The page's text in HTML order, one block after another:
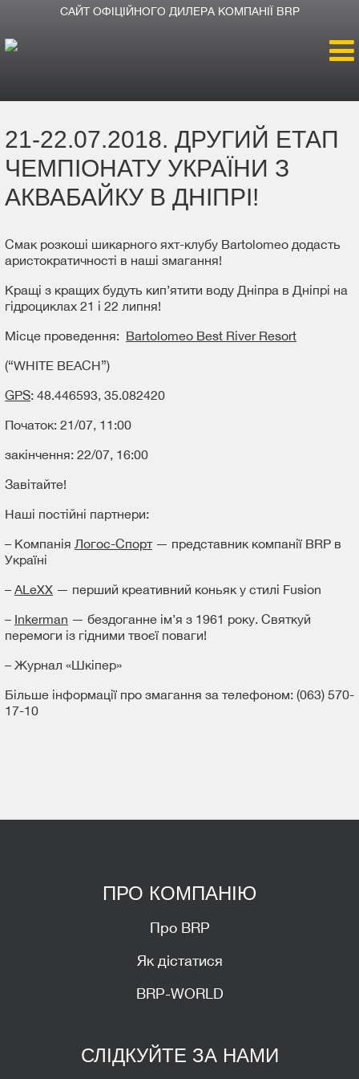
САЙТ ОФІЦІЙНОГО ДИЛЕРА КОМПАНІЇ BRP
Продукція
Новини
Як дістатися
21-22.07.2018. ДРУГИЙ ЕТАП
ЧЕМПІОНАТУ УКРАЇНИ З
АКВАБАЙКУ В ДНІПРІ!
Смак розкоші шикарного яхт-клубу Bartolomeo додасть
аристократичності в наші змагання!
Кращі з кращих будуть кип’ятити воду Дніпра в Дніпрі на
гідроциклах 21 і 22 липня!
Місце проведення: Bartolomeo Best River Resort
(“WHITE BEACH”)
GPS: 48.446593, 35.082420
Початок: 21/07, 11:00
закінчення: 22/07, 16:00
Завітайте!
Наші постійні партнери:
– Компанія Логос-Спорт— представник компанії BRP в
Україні
– ALeXX — перший креативний коньяк у стилі Fusion
– Inkerman — бездоганне ім’я з 1961 року. Святкуй
перемоги із гідними твоєї поваги!
– Журнал «Шкіпер»
Більше інформації про змагання за телефоном: (063) 570-
17-10
ПРО КОМПАНІЮ
Про BRP
Як дістатися
BRP-WORLD
СЛІДКУЙТЕ ЗА НАМИ